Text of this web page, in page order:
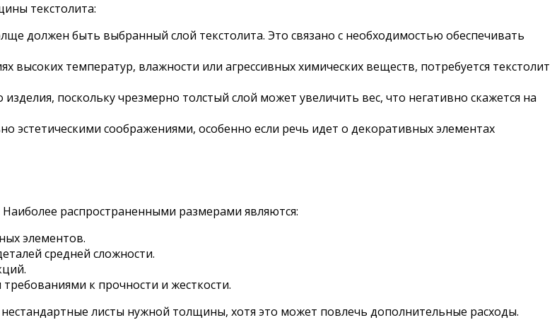
текстолита:
должен быть выбранный слой текстолита. Это связано с необходимостью обеспечивать
высоких температур, влажности или агрессивных химических веществ, потребуется текстолит
поскольку чрезмерно толстый слой может увеличить вес, что негативно скажется на
эстетическими соображениями, особенно если речь идет о декоративных элементах
распространенными размерами являются:
элементов.
средней сложности.
к прочности и жесткости.
листы нужной толщины, хотя это может повлечь дополнительные расходы.